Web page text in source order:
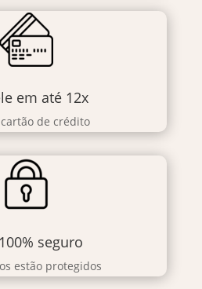
em até 12x
de crédito
seguro
estão protegidos